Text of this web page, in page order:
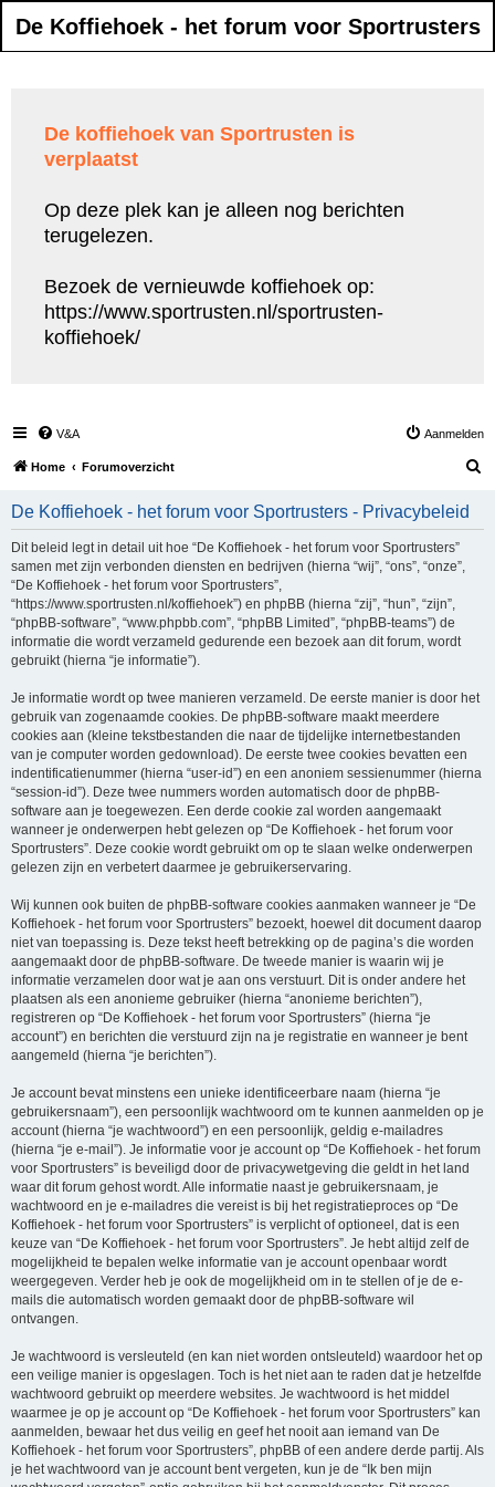
De Koffiehoek - het forum voor Sportrusters
De koffiehoek van Sportrusten is
verplaatst
Op deze plek kan je alleen nog berichten
terugelezen.
Bezoek de vernieuwde koffiehoek op:
https://www.sportrusten.nl/sportrusten-
koffiehoek/
V&A Aanmelden
Home Forumoverzicht
De Koffiehoek - het forum voor Sportrusters - Privacybeleid
Dit beleid legt in detail uit hoe “De Koffiehoek - het forum voor Sportrusters”
samen met zijn verbonden diensten en bedrijven (hierna “wij”, “ons”, “onze”,
“De Koffiehoek - het forum voor Sportrusters”,
“https://www.sportrusten.nl/koffiehoek”) en phpBB (hierna “zij”, “hun”, “zijn”,
“phpBB-software”, “www.phpbb.com”, “phpBB Limited”, “phpBB-teams”) de
informatie die wordt verzameld gedurende een bezoek aan dit forum, wordt
gebruikt (hierna “je informatie”).
Je informatie wordt op twee manieren verzameld. De eerste manier is door het
gebruik van zogenaamde cookies. De phpBB-software maakt meerdere
cookies aan (kleine tekstbestanden die naar de tijdelijke internetbestanden
van je computer worden gedownload). De eerste twee cookies bevatten een
indentificatienummer (hierna “user-id”) en een anoniem sessienummer (hierna
“session-id”). Deze twee nummers worden automatisch door de phpBB-
software aan je toegewezen. Een derde cookie zal worden aangemaakt
wanneer je onderwerpen hebt gelezen op “De Koffiehoek - het forum voor
Sportrusters”. Deze cookie wordt gebruikt om op te slaan welke onderwerpen
gelezen zijn en verbetert daarmee je gebruikerservaring.
Wij kunnen ook buiten de phpBB-software cookies aanmaken wanneer je “De
Koffiehoek - het forum voor Sportrusters” bezoekt, hoewel dit document daarop
niet van toepassing is. Deze tekst heeft betrekking op de pagina’s die worden
aangemaakt door de phpBB-software. De tweede manier is waarin wij je
informatie verzamelen door wat je aan ons verstuurt. Dit is onder andere het
plaatsen als een anonieme gebruiker (hierna “anonieme berichten”),
registreren op “De Koffiehoek - het forum voor Sportrusters” (hierna “je
account”) en berichten die verstuurd zijn na je registratie en wanneer je bent
aangemeld (hierna “je berichten”).
Je account bevat minstens een unieke identificeerbare naam (hierna “je
gebruikersnaam”), een persoonlijk wachtwoord om te kunnen aanmelden op je
account (hierna “je wachtwoord”) en een persoonlijk, geldig e-mailadres
(hierna “je e-mail”). Je informatie voor je account op “De Koffiehoek - het forum
voor Sportrusters” is beveiligd door de privacywetgeving die geldt in het land
waar dit forum gehost wordt. Alle informatie naast je gebruikersnaam, je
wachtwoord en je e-mailadres die vereist is bij het registratieproces op “De
Koffiehoek - het forum voor Sportrusters” is verplicht of optioneel, dat is een
keuze van “De Koffiehoek - het forum voor Sportrusters”. Je hebt altijd zelf de
mogelijkheid te bepalen welke informatie van je account openbaar wordt
weergegeven. Verder heb je ook de mogelijkheid om in te stellen of je de e-
mails die automatisch worden gemaakt door de phpBB-software wil
ontvangen.
Je wachtwoord is versleuteld (en kan niet worden ontsleuteld) waardoor het op
een veilige manier is opgeslagen. Toch is het niet aan te raden dat je hetzelfde
wachtwoord gebruikt op meerdere websites. Je wachtwoord is het middel
waarmee je op je account op “De Koffiehoek - het forum voor Sportrusters” kan
aanmelden, bewaar het dus veilig en geef het nooit aan iemand van De
Koffiehoek - het forum voor Sportrusters”, phpBB of een andere derde partij. Als
je het wachtwoord van je account bent vergeten, kun je de “Ik ben mijn